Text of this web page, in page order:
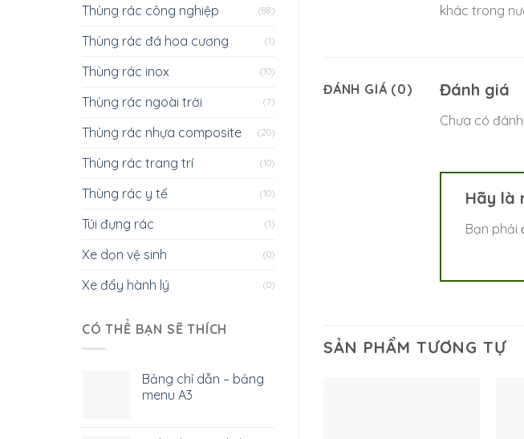
Thùng rác công nghiệp (88)
Thùng rác đá hoa cương (1)
Thùng rác inox (10)
Thùng rác ngoài trời (7)
Thùng rác nhựa composite (20)
Thùng rác trang trí (10)
Thùng rác y tế (10)
Túi đựng rác (1)
Xe dọn vệ sinh (0)
Xe đẩy hành lý (0)
CÓ THỂ BẠN SẼ THÍCH
Bảng chỉ dẫn – bảng
menu A3
khác trong
ĐÁNH GIÁ (0) Đánh giá
Chưa có
Hãy là
Bạn phải
SẢN PHẨM TƯƠNG TỰ